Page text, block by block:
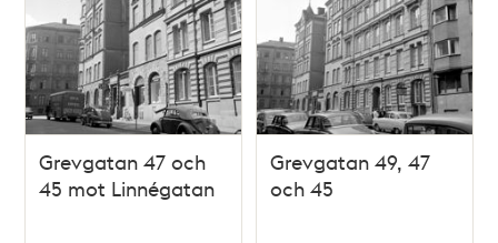
Grevgatan 47 och
45 mot Linnégatan
Grevgatan 49, 47
och 45